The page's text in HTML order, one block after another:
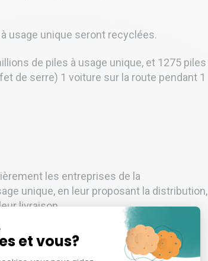
usage unique seront recyclées.
de piles à usage unique, et 1275 piles
de serre) 1 voiture sur la route pendant 1
les entreprises de la
unique, en leur proposant la distribution,
livraison.